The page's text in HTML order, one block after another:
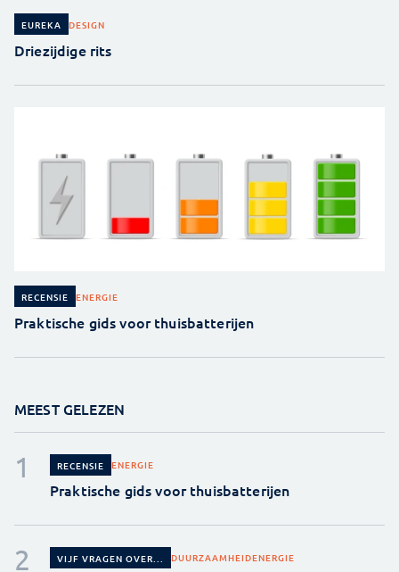
EUREKA DESIGN
Driezijdige rits
RECENSIE ENERGIE
Praktische gids voor thuisbatterijen
MEEST GELEZEN
RECENSIE ENERGIE
Praktische gids voor thuisbatterijen
VIJF VRAGEN OVER... DUURZAAMHEIDENERGIE